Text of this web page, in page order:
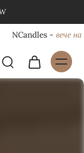
NCandles - вече на